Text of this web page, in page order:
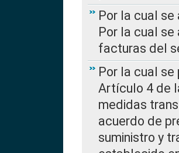
Por la cual se
Por la cual
facturas del
Por la cual
Artículo 4 de
medidas
acuerdo de
suministro y